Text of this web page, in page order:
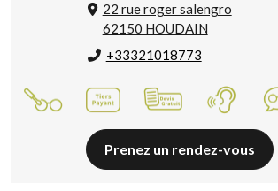
22 rue roger salengro
62150 HOUDAIN
+33321018773
Prenez un rendez-vous